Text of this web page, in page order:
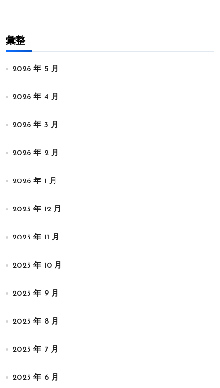
彙整
2026 年 5 月
2026 年 4 月
2026 年 3 月
2026 年 2 月
2026 年 1 月
2025 年 12 月
2025 年 11 月
2025 年 10 月
2025 年 9 月
2025 年 8 月
2025 年 7 月
2025 年 6 月